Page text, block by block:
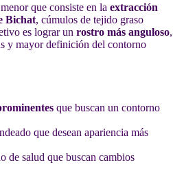
que consiste en la extracción
Bichat, cúmulos de tejido graso
es lograr un rostro más anguloso,
y mayor definición del contorno
que buscan un contorno
que desean apariencia más
de salud que buscan cambios